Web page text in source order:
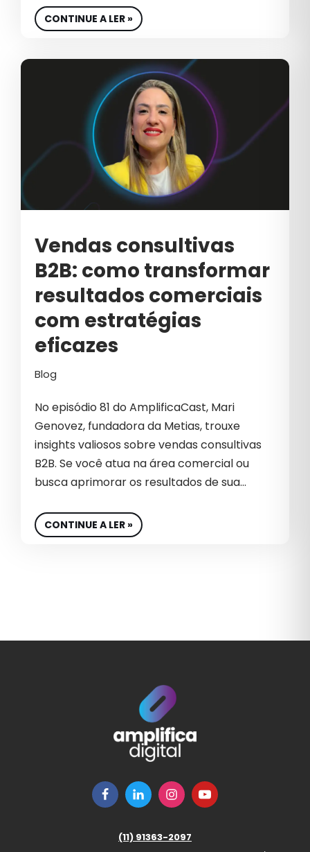
CULTURA ORGANIZACIONAL
DESENVOLVIMENTO DE SITES
DESIGN
DESTAQUE
E-COMMERCE DE COSMÉTICOS
EBOOK
EDUCAÇÃO
EMPREENDEDOR
EMPREENDEDORISMO
EMPREENDER
EMPRESA
EQUIPE DE VENDAS
EQUIPES DE VENDAS
ESG
ESTRATÉGIAS B2B
FINANCEIRO
FRAUDES EM GOOGLE ADS
FUTURO MARKETING B2B
GERAÇÕES
GESTÃO
CONTINUE A LER »
Vendas consultivas
B2B: como transformar
resultados comerciais
com estratégias
eficazes
Blog
No episódio 81 do AmplificaCast, Mari
Genovez, fundadora da Metias, trouxe
insights valiosos sobre vendas consultivas
B2B. Se você atua na área comercial ou
busca aprimorar os resultados de sua…
CONTINUE A LER »
(11) 91363-2097